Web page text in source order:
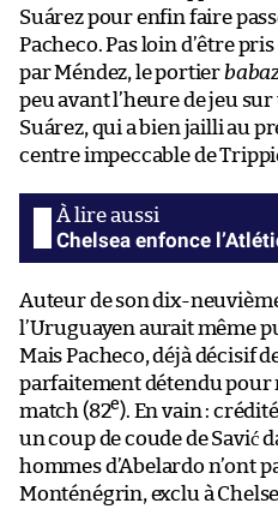
Suárez pour enfin faire
Pacheco. Pas loin d’être
par Méndez, le portier
peu avant l’heure de jeu
Suárez, qui a bien jailli au
centre impeccable de
Chelsea enfonce
Auteur de son dix-
l’Uruguayen aurait même
Mais Pacheco, déjà décisif
parfaitement détendu pour
match (82e). En vain :
un coup de coude de Savić
hommes d’Abelardo n’ont
Monténégrin, exclu à